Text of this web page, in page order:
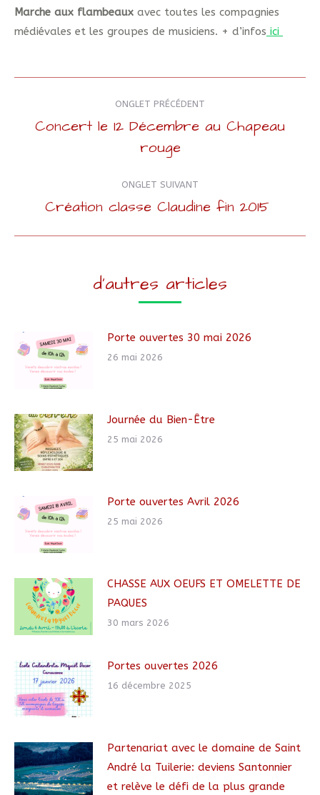
Marche aux flambeaux avec toutes les compagnies
médiévales et les groupes de musiciens. + d’infos ici
Navigation
de
commentaire
ONGLET PRÉCÉDENT
précédent
Concert le 12 Décembre au Chapeau
rouge
ONGLET SUIVANT
Onglet
Création classe Claudine fin 2015
d'autres articles
Porte ouvertes 30 mai 2026
26 mai 2026
Journée du Bien-Être
25 mai 2026
Porte ouvertes Avril 2026
25 mai 2026
CHASSE AUX OEUFS ET OMELETTE DE
PAQUES
30 mars 2026
Portes ouvertes 2026
16 décembre 2025
Partenariat avec le domaine de Saint
André la Tuilerie: deviens Santonnier
et relève le défi de la plus grande